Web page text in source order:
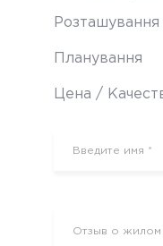
Планування
Цена /